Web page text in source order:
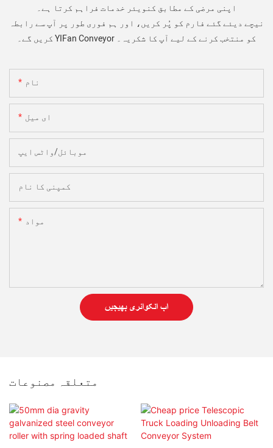
اپنی مرضی کے مطابق کنویئر خدمات فراہم کرتا ہے۔
نیچے دیئے گئے فارم کو پُر کریں، اور ہم فوری طور پر آپ سے رابطہ
کریں گے۔ YIFan Conveyor کو منتخب کرنے کے لیے آپ کا شکریہ۔
نام
ای میل
موبائل/واٹس ایپ
کمپنی کا نام
مواد
اب انکوائری بھیجیں
متعلقہ مصنوعات